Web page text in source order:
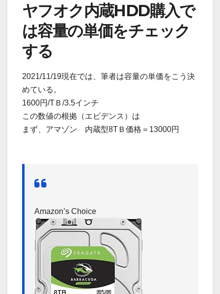
ヤフオク内蔵HDD購入で
は容量の単価をチェック
する
2021/11/19現在では、筆者は容量の単価をこう決
めている。
1600円/TＢ/3.5インチ
この数値の根拠（エビデンス）は
まず、アマゾン 内蔵型8TＢ価格＝13000円
Amazon’s Choice